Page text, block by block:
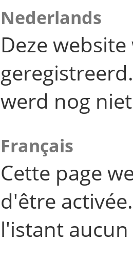
Nederlands
Deze
werd nog
Français
Cette page
d'être
l'istant